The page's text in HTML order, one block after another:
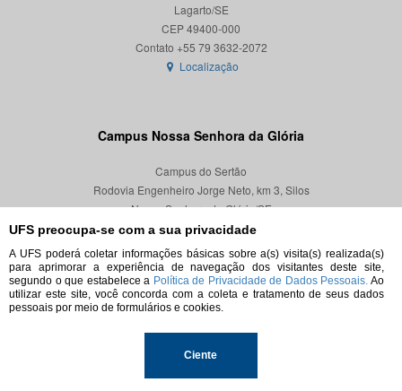
UFS preocupa-se com a sua privacidade
A UFS poderá coletar informações básicas sobre a(s) visita(s) realizada(s)
para aprimorar a experiência de navegação dos visitantes deste site,
segundo o que estabelece a Política de Privacidade de Dados Pessoais. Ao
utilizar este site, você concorda com a coleta e tratamento de seus dados
pessoais por meio de formulários e cookies.
Ciente
Lagarto/SE
CEP 49400-000
Localização
Campus Nossa Senhora da Glória
Campus do Sertão
Rodovia Engenheiro Jorge Neto, km 3, Silos
Nossa Senhora da Glória/SE
CEP 49680-000
Localização
© 2026. Todos os direitos reservados.
Universidade Federal de Sergipe.